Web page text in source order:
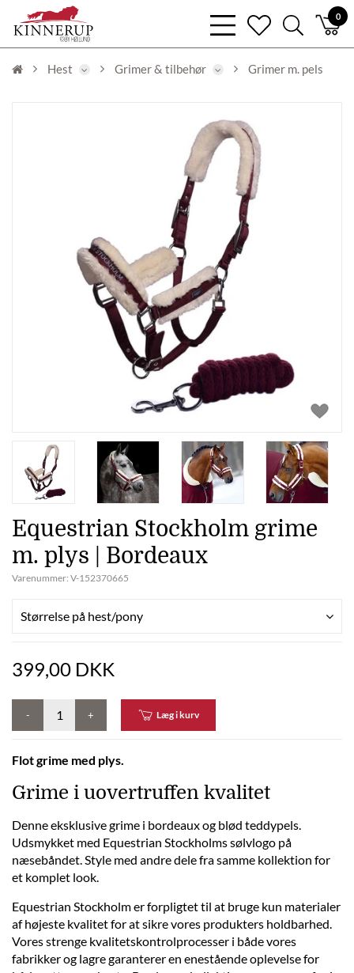
0
bars
light
heart
search
light
Hest Grimer & tilbehør Grimer m. pels
Equestrian Stockholm grime
m. plys | Bordeaux
Varenummer: V-152370665
Størrelse på hest/pony
399,00 DKK
- + Læg i kurv
Flot grime med plys.
Grime i uovertruffen kvalitet
Denne eksklusive grime i bordeaux og blød teddypels.
Udsmykket med Equestrian Stockholms sølvlogo på
næsebåndet. Style med andre dele fra samme kollektion for
et komplet look.
Equestrian Stockholm er forpligtet til at bruge kun materialer
af højeste kvalitet for at sikre vores produkters holdbarhed.
Vores strenge kvalitetskontrolprocesser i både vores
fabrikker og lagre garanterer en enestående oplevelse for